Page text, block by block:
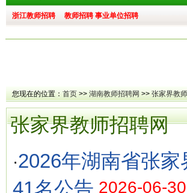
浙江教师招聘 教师招聘 事业单位招聘
您现在的位置： 首页 >> 湖南教师招聘网 >> 张家界教
张家界教师招聘网
·2026年湖南省张
41名公告 2026-06-30